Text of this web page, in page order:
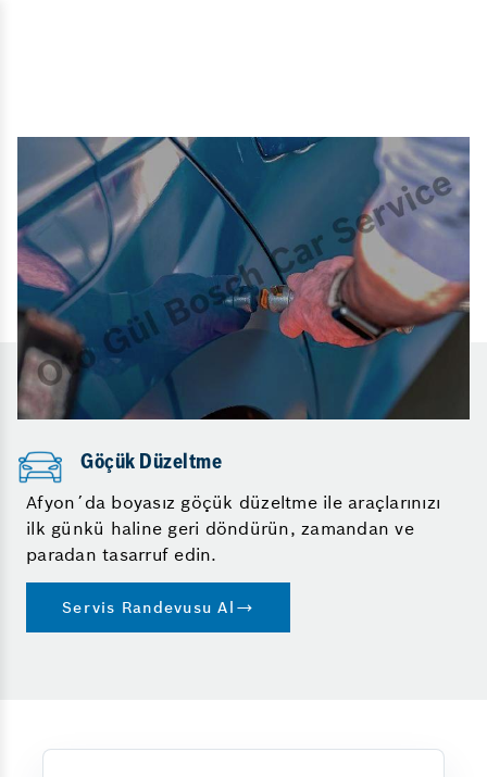
Göçük Düzeltme
Afyon´da boyasız göçük düzeltme ile araçlarınızı
ilk günkü haline geri döndürün, zamandan ve
paradan tasarruf edin.
Servis Randevusu Al